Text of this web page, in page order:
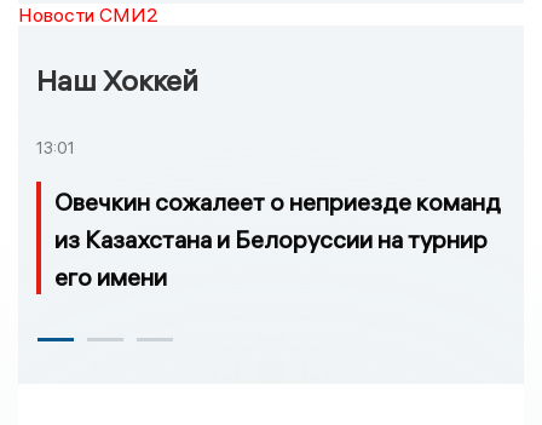
Новости СМИ2
Наш Хоккей
13:01
Овечкин сожалеет о неприезде команд
из Казахстана и Белоруссии на турнир
его имени